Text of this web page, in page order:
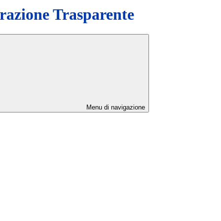
Trasparente
Menu di navigazione